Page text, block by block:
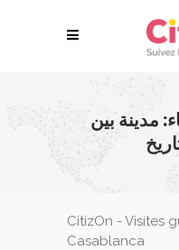
مدينة بين
CitizOn - Visites
Casablanca